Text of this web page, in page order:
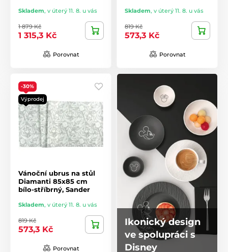
Skladem, v úterý 11. 8. u vás
1 879 Kč
1 315,3 Kč
Porovnat
Skladem, v úterý 11. 8. u vás
819 Kč
573,3 Kč
Porovnat
-30%
Výprodej
Vánoční ubrus na stůl
Diamanti 85x85 cm
bílo-stříbrný, Sander
Skladem, v úterý 11. 8. u vás
819 Kč
573,3 Kč
Porovnat
Ikonický design
ve spolupráci s
Disney